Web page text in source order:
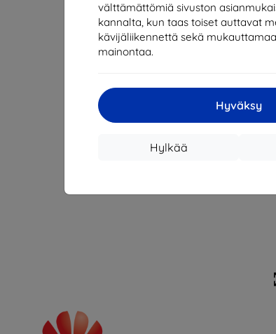
välttämättömiä sivuston
kannalta, kun taas toiset auttavat
kävijäliikennettä sekä
mainontaa.
Hyväksy
Hylkää